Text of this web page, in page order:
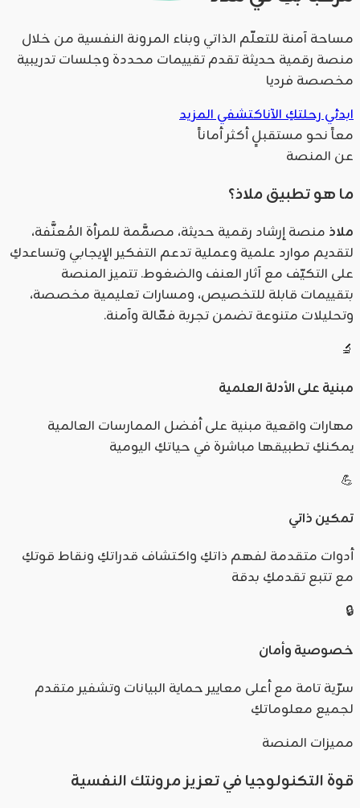
مساحة آمنة للتعلّم الذاتي وبناء المرونة النفسية من خلال
منصة رقمية حديثة تقدم تقييمات محددة وجلسات تدريبية
مخصصة فرديا
ابدئي رحلتكِ الآناكتشفي المزيد
معاً نحو مستقبلٍ أكثر أماناً
عن المنصة
ما هو تطبيق ملاذ؟
ملاذ منصة إرشاد رقمية حديثة، مصمَّمة للمرأة المُعنَّفة،
لتقديم موارد علمية وعملية تدعم التفكير الإيجابي وتساعدكِ
على التكيّف مع آثار العنف والضغوط. تتميز المنصة
بتقييمات قابلة للتخصيص، ومسارات تعليمية مخصصة،
وتحليلات متنوعة تضمن تجربة فعّالة وآمنة.
🔬
مبنية على الأدلة العلمية
مهارات واقعية مبنية على أفضل الممارسات العالمية
يمكنكِ تطبيقها مباشرة في حياتكِ اليومية
💪
تمكين ذاتي
أدوات متقدمة لفهم ذاتكِ واكتشاف قدراتكِ ونقاط قوتكِ
مع تتبع تقدمكِ بدقة
🔒
خصوصية وأمان
سرّية تامة مع أعلى معايير حماية البيانات وتشفير متقدم
لجميع معلوماتكِ
مميزات المنصة
قوة التكنولوجيا في تعزيز مرونتك النفسية